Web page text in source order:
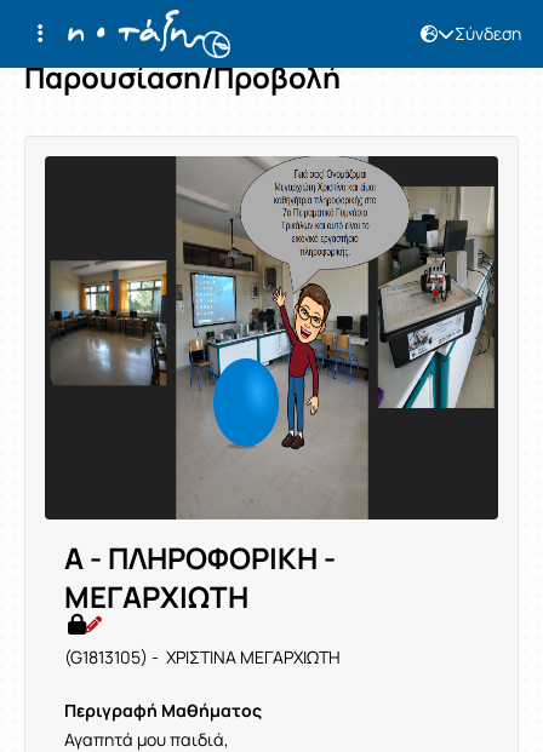
Σύνδεση
Παρουσίαση/Προβολή
Α - ΠΛΗΡΟΦΟΡΙΚΗ -
ΜΕΓΑΡΧΙΩΤΗ
(G1813105) - ΧΡΙΣΤΙΝΑ ΜΕΓΑΡΧΙΩΤΗ
Περιγραφή Μαθήματος
Αγαπητά μου παιδιά,